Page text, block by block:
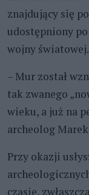
znajdujący się
udostępniony
wojny światowej.
– Mur został
tak zwanego
wieku, a już na
archeolog
Przy okazji
czasie,